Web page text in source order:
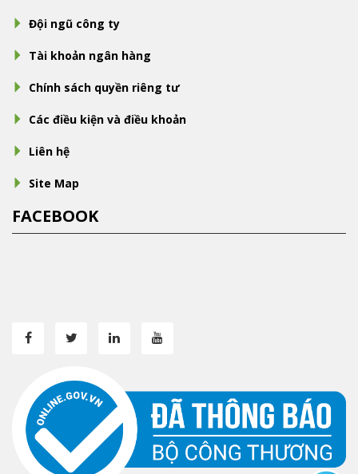
Đội ngũ công ty
Tài khoản ngân hàng
Chính sách quyền riêng tư
Các điều kiện và điều khoản
Liên hệ
Site Map
FACEBOOK